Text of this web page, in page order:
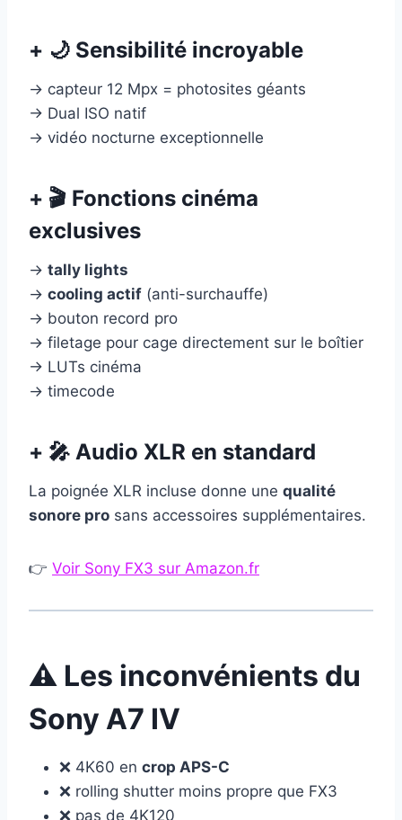
+ 🌙 Sensibilité incroyable
→ capteur 12 Mpx = photosites géants
→ Dual ISO natif
→ vidéo nocturne exceptionnelle
+ 🎬 Fonctions cinéma
exclusives
→ tally lights
→ cooling actif (anti-surchauffe)
→ bouton record pro
→ filetage pour cage directement sur le boîtier
→ LUTs cinéma
→ timecode
+ 🎤 Audio XLR en standard
La poignée XLR incluse donne une qualité
sonore pro sans accessoires supplémentaires.
👉 Voir Sony FX3 sur Amazon.fr
⚠️ Les inconvénients du
Sony A7 IV
❌ 4K60 en crop APS-C
❌ rolling shutter moins propre que FX3
❌ pas de 4K120